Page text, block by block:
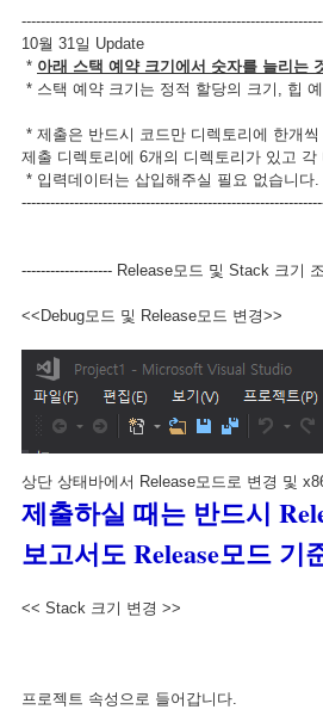
10월 31일 Update
* 아래 스택 예약 크기에서 숫자를 늘리는
* 스택 예약 크기는 정적 할당의 크기, 힙
* 제출은 반드시 코드만 디렉토리에 한개
제출 디렉토리에 6개의 디렉토리가 있고
* 입력데이터는 삽입해주실 필요 없습니다.
------------------- Release모드 및 Stack 크기
<<Debug모드 및 Release모드 변경>>
상단 상태바에서 Release모드로 변경 및
제출하실 때는 반드시
보고서도 Release모드
<< Stack 크기 변경 >>
프로젝트 속성으로 들어갑니다.